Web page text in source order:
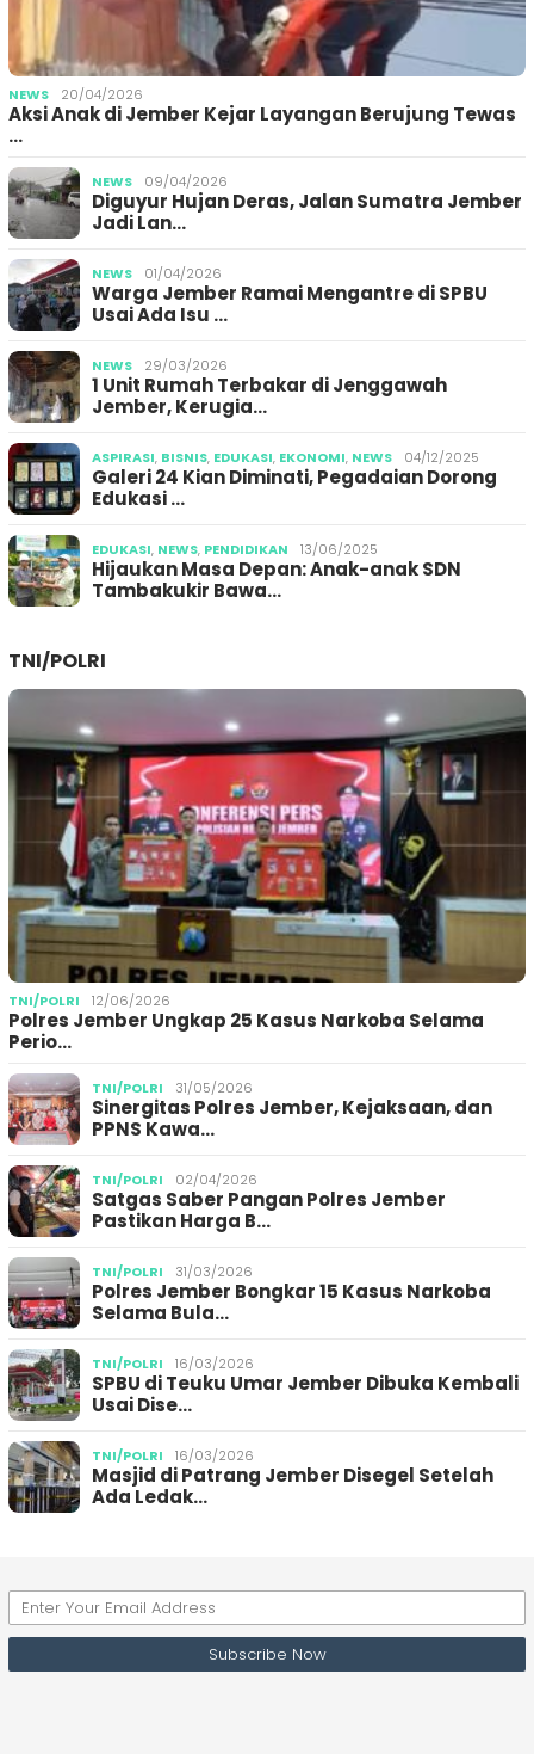
NEWS 20/04/2026
Aksi Anak di Jember Kejar Layangan Berujung Tewas
…
NEWS 09/04/2026
Diguyur Hujan Deras, Jalan Sumatra Jember
Jadi Lan…
NEWS 01/04/2026
Warga Jember Ramai Mengantre di SPBU
Usai Ada Isu …
NEWS 29/03/2026
1 Unit Rumah Terbakar di Jenggawah
Jember, Kerugia…
ASPIRASI, BISNIS, EDUKASI, EKONOMI, NEWS 04/12/2025
Galeri 24 Kian Diminati, Pegadaian Dorong
Edukasi …
EDUKASI, NEWS, PENDIDIKAN 13/06/2025
Hijaukan Masa Depan: Anak-anak SDN
Tambakukir Bawa…
TNI/POLRI
TNI/POLRI 12/06/2026
Polres Jember Ungkap 25 Kasus Narkoba Selama
Perio…
TNI/POLRI 31/05/2026
Sinergitas Polres Jember, Kejaksaan, dan
PPNS Kawa…
TNI/POLRI 02/04/2026
Satgas Saber Pangan Polres Jember
Pastikan Harga B…
TNI/POLRI 31/03/2026
Polres Jember Bongkar 15 Kasus Narkoba
Selama Bula…
TNI/POLRI 16/03/2026
SPBU di Teuku Umar Jember Dibuka Kembali
Usai Dise…
TNI/POLRI 16/03/2026
Masjid di Patrang Jember Disegel Setelah
Ada Ledak…